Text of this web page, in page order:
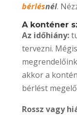
bérlésnél.
A konténer
Az időhiány:
tervezni.
akkor a
bérlést
Rossz vagy